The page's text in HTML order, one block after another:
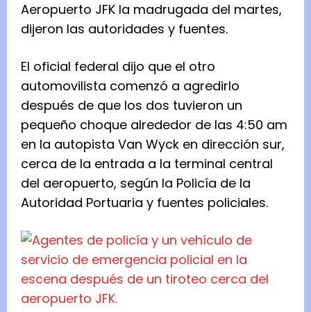
Aeropuerto JFK la madrugada del martes,
dijeron las autoridades y fuentes.
El oficial federal dijo que el otro
automovilista comenzó a agredirlo
después de que los dos tuvieron un
pequeño choque alrededor de las 4:50 am
en la autopista Van Wyck en dirección sur,
cerca de la entrada a la terminal central
del aeropuerto, según la Policía de la
Autoridad Portuaria y fuentes policiales.